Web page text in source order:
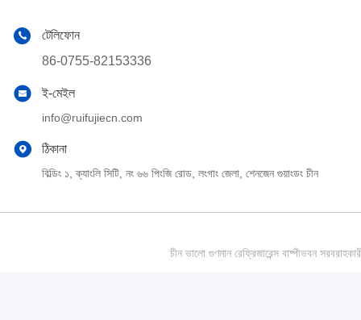
টেলিফোন
86-0755-82153336
ই-মেইল
info@ruifujiecn.com
ঠিকানা
বিল্ডিং ১, ক্যাংলি সিটি, নং ৬৬ পিংজি রোড, লংগাং জেলা, শেনজেন গুয়াংডং চীন
চীন ভালো গুণমান রেফ্রিজারেন্স বাষ্পীভবন